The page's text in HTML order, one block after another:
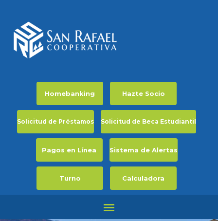
Homebanking Hazte Socio
Solicitud de Préstamos Solicitud de Beca Estudiantil
Pagos en Línea Sistema de Alertas
Turno Calculadora